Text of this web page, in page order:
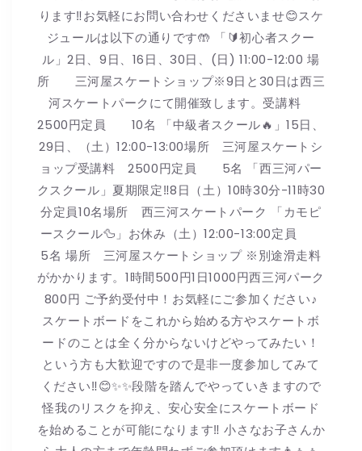
ります‼️お気軽にお問い合わせくださいませ😊スケ
ジュールは以下の通りです🤲 「🔰初心者スクー
ル」2日、9日、16日、30日、(日) 11:00-12:00 場
所 三河屋スケートショップ※9日と30日は西三
河スケートパークにて開催致します。受講料
2500円定員 10名 「中級者スクール🔥」15日、
29日、（土）12:00-13:00場所 三河屋スケートシ
ョップ受講料 2500円定員 5名 「西三河パー
クスクール」夏期限定‼️8日（土）10時30分-11時30
分定員10名場所 西三河スケートパーク 「カモピ
ースクール🦆」お休み（土）12:00-13:00定員
5名 場所 三河屋スケートショップ ※別途滑走料
がかかります。1時間500円1日1000円西三河パーク
800円 ご予約受付中！お気軽にご参加ください♪
スケートボードをこれから始める方やスケートボ
ードのことは全く分からないけどやってみたい！
という方も大歓迎ですので是非一度参加してみて
ください‼︎😊✨✨段階を踏んでやっていきますので
怪我のリスクを抑え、安心安全にスケートボード
を始めることが可能になります‼︎ 小さなお子さんか